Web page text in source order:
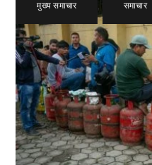
मुख्य समाचार , समाचार